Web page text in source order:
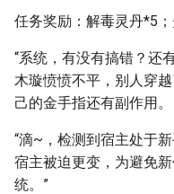
任务奖励：解毒灵丹*5；
“系统，有没有搞错？还
木璇愤愤不平，别人穿
己的金手指还有副作用。
“滴~，检测到宿主处于
宿主被迫更变，为避免
统。”